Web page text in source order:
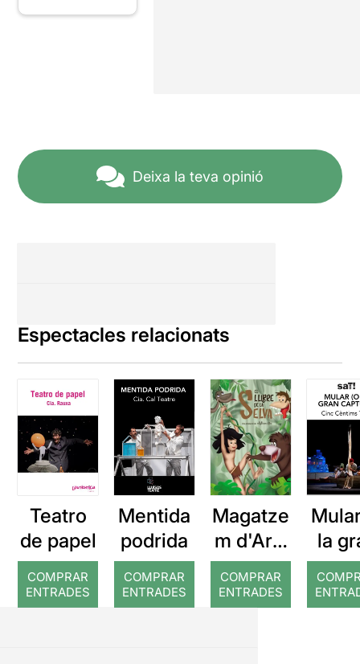
Deixa la teva opinió
Espectacles relacionats
Teatro
de papel
COMPRAR
ENTRADES
Mentida
podrida
COMPRAR
ENTRADES
Magatze
m d'Ars:
El llibre
de la
selva
COMPRAR
ENTRADES
la